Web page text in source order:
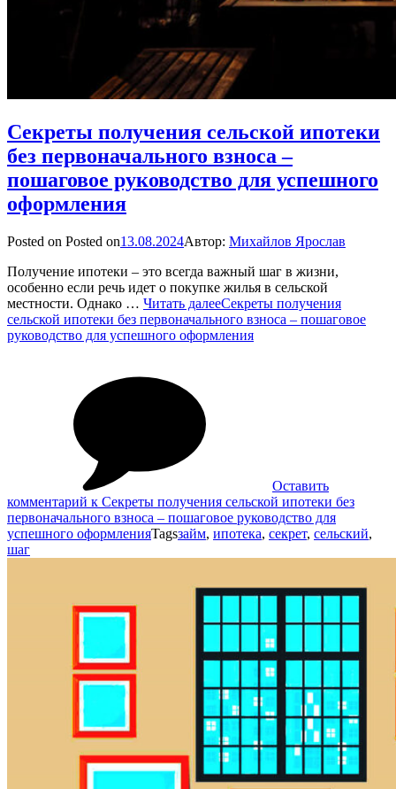
Секреты получения сельской ипотеки
без первоначального взноса –
пошаговое руководство для успешного
оформления
Posted on Posted on13.08.2024Автор: Михайлов Ярослав
Получение ипотеки – это всегда важный шаг в жизни,
особенно если речь идет о покупке жилья в сельской
местности. Однако … Читать далееСекреты получения
сельской ипотеки без первоначального взноса – пошаговое
руководство для успешного оформления
Оставить
комментарий к Секреты получения сельской ипотеки без
первоначального взноса – пошаговое руководство для
успешного оформленияTagsзайм, ипотека, секрет, сельский,
шаг